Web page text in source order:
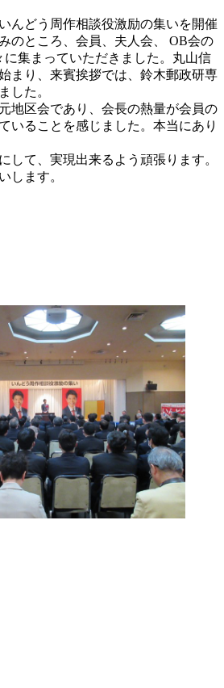
んどう周作相談役激励の集いを開催
のところ、会員、夫人会、 OB会の
に集まっていただきました。丸山信
まり、来賓挨拶では、鈴木郵政研専
した。
地区会であり、会長の熱量が会員の
いることを感じました。本当にあり
して、実現出来るよう頑張ります。
します。